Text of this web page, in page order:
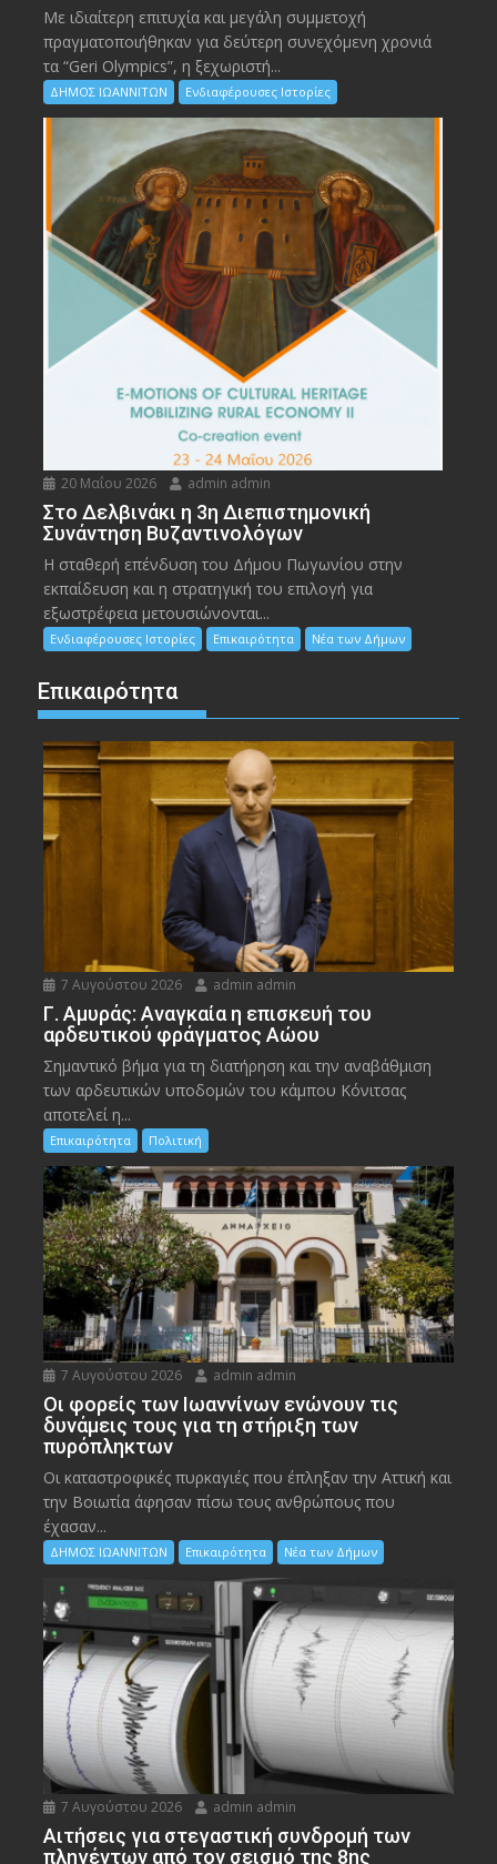
Με ιδιαίτερη επιτυχία και μεγάλη συμμετοχή
πραγματοποιήθηκαν για δεύτερη συνεχόμενη χρονιά
τα “Geri Olympics”, η ξεχωριστή...
ΔΗΜΟΣ ΙΩΑΝΝΙΤΩΝ Ενδιαφέρουσες Ιστορίες
20 Μαΐου 2026 admin admin
Στο Δελβινάκι η 3η Διεπιστημονική
Συνάντηση Βυζαντινολόγων
Η σταθερή επένδυση του Δήμου Πωγωνίου στην
εκπαίδευση και η στρατηγική του επιλογή για
εξωστρέφεια μετουσιώνονται...
Ενδιαφέρουσες Ιστορίες Επικαιρότητα Νέα των Δήμων
Επικαιρότητα
7 Αυγούστου 2026 admin admin
Γ. Αμυράς: Αναγκαία η επισκευή του
αρδευτικού φράγματος Αώου
Σημαντικό βήμα για τη διατήρηση και την αναβάθμιση
των αρδευτικών υποδομών του κάμπου Κόνιτσας
αποτελεί η...
Επικαιρότητα Πολιτική
7 Αυγούστου 2026 admin admin
Οι φορείς των Ιωαννίνων ενώνουν τις
δυνάμεις τους για τη στήριξη των
πυρόπληκτων
Οι καταστροφικές πυρκαγιές που έπληξαν την Αττική και
την Bοιωτία άφησαν πίσω τους ανθρώπους που
έχασαν...
ΔΗΜΟΣ ΙΩΑΝΝΙΤΩΝ Επικαιρότητα Νέα των Δήμων
7 Αυγούστου 2026 admin admin
Αιτήσεις για στεγαστική συνδρομή των
πληγέντων από τον σεισμό της 8ης